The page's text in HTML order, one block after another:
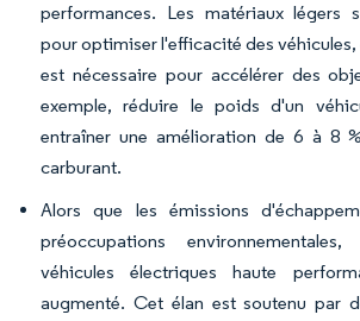
performances. Les matériaux légers
pour optimiser l'efficacité des
est nécessaire pour accélérer des
exemple, réduire le poids d'un
entraîner une amélioration de 6 à 8
carburant.
Alors que les émissions
préoccupations
véhicules électriques haute
augmenté. Cet élan est soutenu par